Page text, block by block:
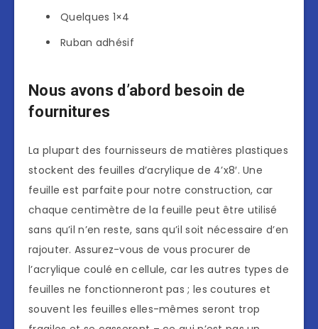
Quelques 1×4
Ruban adhésif
Nous avons d’abord besoin de
fournitures
La plupart des fournisseurs de matières plastiques
stockent des feuilles d’acrylique de 4’x8′. Une
feuille est parfaite pour notre construction, car
chaque centimètre de la feuille peut être utilisé
sans qu’il n’en reste, sans qu’il soit nécessaire d’en
rajouter. Assurez-vous de vous procurer de
l’acrylique coulé en cellule, car les autres types de
feuilles ne fonctionneront pas ; les coutures et
souvent les feuilles elles-mêmes seront trop